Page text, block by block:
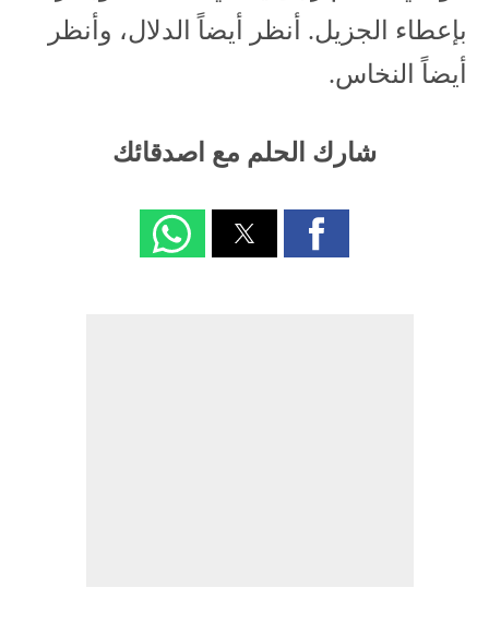
بإعطاء الجزيل. أنظر أيضاً الدلال، وأنظر
أيضاً النخاس.
شارك الحلم مع اصدقائك